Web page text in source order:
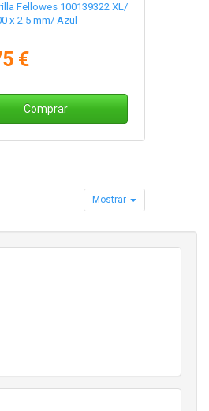
Fellowes 100139322 XL/
x 2.5 mm/ Azul
€
Comprar
Mostrar